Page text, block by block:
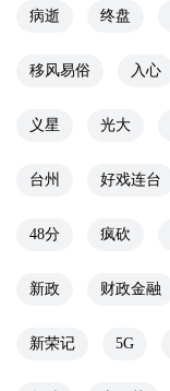
病逝 终盘
移风易俗 入心
义星 光大
台州 好戏连台
48分 疯砍
新政 财政金融
新荣记 5G